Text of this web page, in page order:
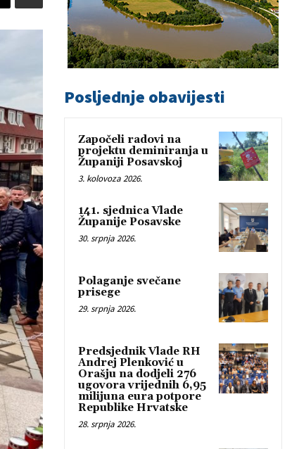
Posljednje obavijesti
Započeli radovi na
projektu deminiranja u
Županiji Posavskoj
3. kolovoza 2026.
141. sjednica Vlade
Županije Posavske
30. srpnja 2026.
Polaganje svečane
prisege
29. srpnja 2026.
Predsjednik Vlade RH
Andrej Plenković u
Orašju na dodjeli 276
ugovora vrijednih 6,95
milijuna eura potpore
Republike Hrvatske
28. srpnja 2026.